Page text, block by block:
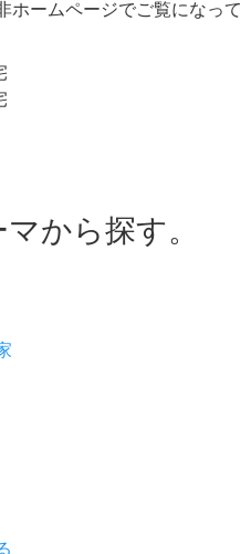
ホームページでご覧になって
から探す。